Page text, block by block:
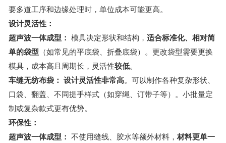
要多道工序和边缘处理时，单位成本可能更高。
设计灵活性：
超声波一体成型： 模具决定形状和结构， 适合标准化、相对简
单的袋型 （如常见的平底袋、折叠底袋）。更改袋型需要更换
模具，成本高且周期长，灵活性较低。
车缝无纺布袋： 设计灵活性非常高。可以制作各种复杂形状、
口袋、翻盖、不同提手样式（如穿绳、订带子等）。小批量定
制或复杂款式更有优势。
环保性：
超声波一体成型： 不使用缝线、胶水等额外材料， 材料更单一